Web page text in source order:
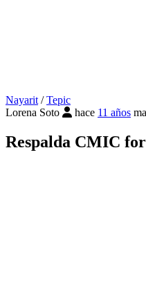
Nayarit/Tepic
Lorena Soto
hace 11 años
Respalda CMIC